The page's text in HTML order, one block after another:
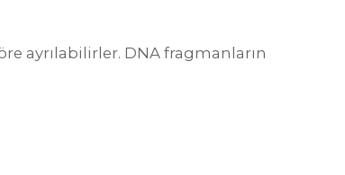
ayrılabilirler. DNA fragmanların